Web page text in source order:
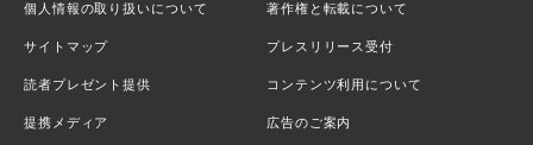
個人情報の取り扱いについて 著作権と転載について
サイトマップ プレスリリース受付
読者プレゼント提供 コンテンツ利用について
提携メディア 広告のご案内